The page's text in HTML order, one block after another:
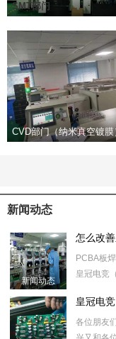
SMT部门
CVD部门（纳米真空镀膜
新闻动态
新闻动态
PCBA板
皇冠电竞
各位朋友